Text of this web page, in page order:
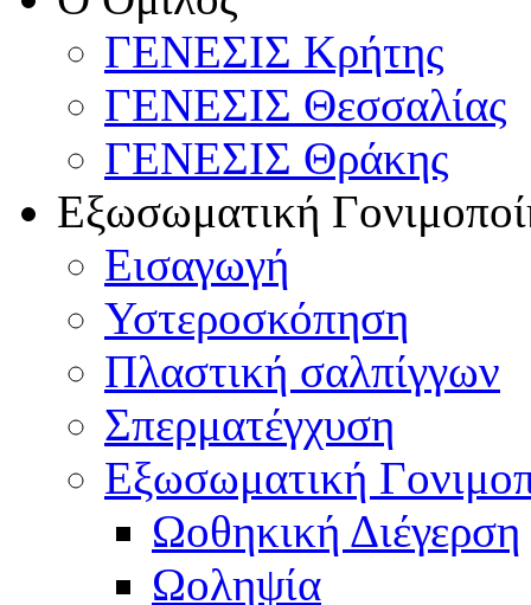
ΓΕΝΕΣΙΣ Κρήτης
ΓΕΝΕΣΙΣ Θεσσαλίας
ΓΕΝΕΣΙΣ Θράκης
Εξωσωματική
Εισαγωγή
Υστεροσκόπηση
Πλαστική σαλπίγγων
Σπερματέγχυση
Εξωσωματική
Ωοθηκική Διέγερση
Ωοληψία